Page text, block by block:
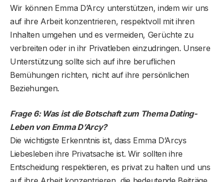
Wir können Emma D’Arcy unterstützen, indem wir uns
auf ihre Arbeit konzentrieren, respektvoll mit ihren
Inhalten umgehen und es vermeiden, Gerüchte zu
verbreiten oder in ihr Privatleben einzudringen. Unsere
Unterstützung sollte sich auf ihre beruflichen
Bemühungen richten, nicht auf ihre persönlichen
Beziehungen.
Frage 6: Was ist die Botschaft zum Thema Dating-
Leben von Emma D’Arcy?
Die wichtigste Erkenntnis ist, dass Emma D’Arcys
Liebesleben ihre Privatsache ist. Wir sollten ihre
Entscheidung respektieren, es privat zu halten und uns